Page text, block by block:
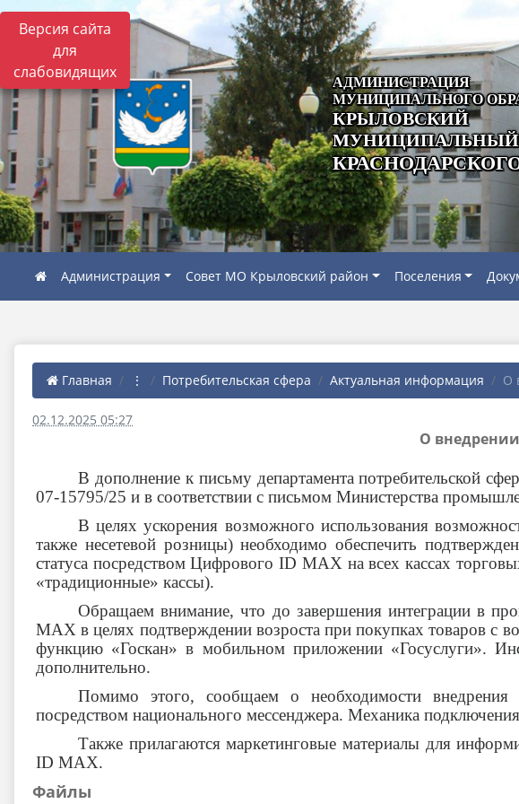
Версия сайта
для
слабовидящих
АДМИНИСТРАЦИЯ
МУНИЦИПАЛЬНОГО
КРЫЛОВСКИЙ
МУНИЦИПАЛЬНЫЙ
Администрация Совет МО Крыловский район Поселения
Главная ⋮ Потребительская сфера Актуальная информация О
02.12.2025 05:27
О
В дополнение к письму департамента потребительской
07-15795/25 и в соответствии с письмом Министерства
В целях ускорения возможного использования
также несетевой розницы) необходимо обеспечить
статуса посредством Цифрового ID MAX на всех кассах
«традиционные» кассы).
Обращаем внимание, что до завершения интеграции в
MAX в целях подтверждении возроста при покупках товаров с
функцию «Госкан» в мобильном приложении «Госуслуги».
дополнительно.
Помимо этого, сообщаем о необходимости внедрения
посредством национального мессенджера. Механика
Также прилагаются маркетинговые материалы для
ID MAX.
Файлы